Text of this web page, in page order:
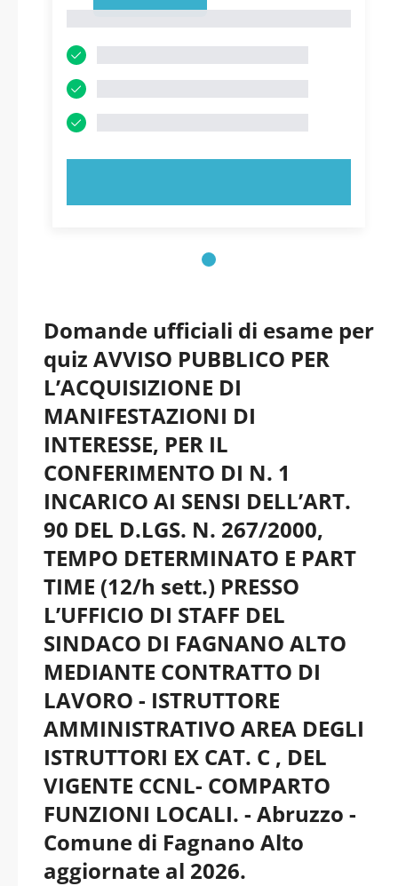
Domande ufficiali di esame per
quiz AVVISO PUBBLICO PER
L’ACQUISIZIONE DI
MANIFESTAZIONI DI
INTERESSE, PER IL
CONFERIMENTO DI N. 1
INCARICO AI SENSI DELL’ART.
90 DEL D.LGS. N. 267/2000,
TEMPO DETERMINATO E PART
TIME (12/h sett.) PRESSO
L’UFFICIO DI STAFF DEL
SINDACO DI FAGNANO ALTO
MEDIANTE CONTRATTO DI
LAVORO - ISTRUTTORE
AMMINISTRATIVO AREA DEGLI
ISTRUTTORI EX CAT. C , DEL
VIGENTE CCNL- COMPARTO
FUNZIONI LOCALI. - Abruzzo -
Comune di Fagnano Alto
aggiornate al 2026.